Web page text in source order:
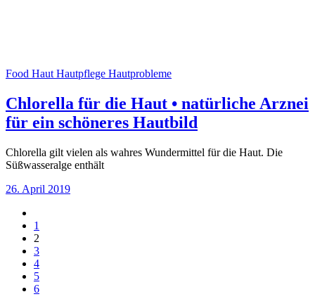
Food HautHautpflege Hautprobleme
Chlorella für die Haut • natürliche Arznei
für ein schöneres Hautbild
Chlorella gilt vielen als wahres Wundermittel für die Haut. Die
Süßwasseralge enthält
26. April 2019
1
2
3
4
5
6